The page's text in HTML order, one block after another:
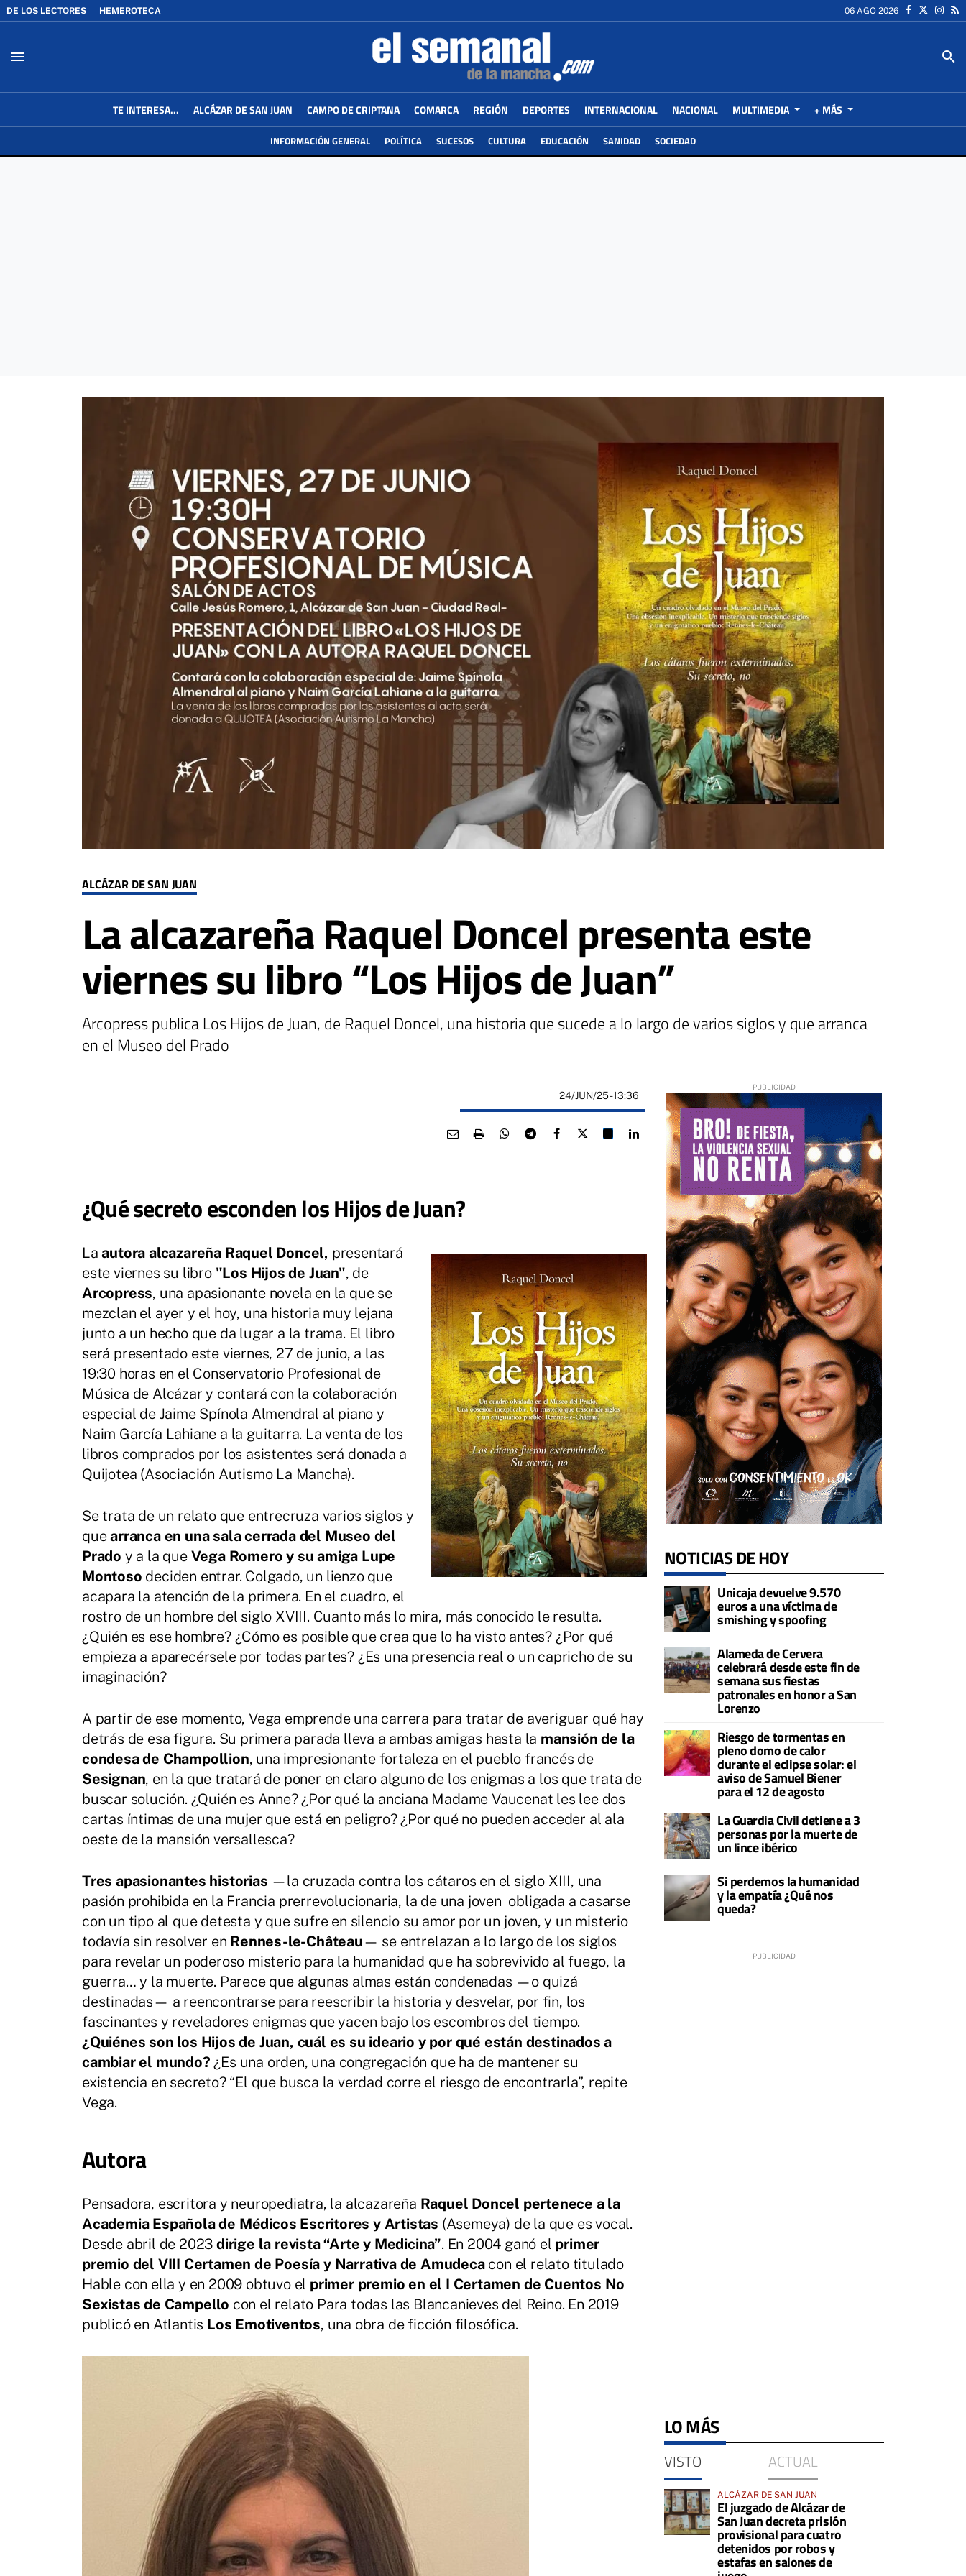
DE LOS LECTORES HEMEROTECA 06 AGO 2026
menu search
TE INTERESA... ALCÁZAR DE SAN JUAN CAMPO DE CRIPTANA COMARCA REGIÓN DEPORTES INTERNACIONAL NACIONAL MULTIMEDIA + MÁS
INFORMACIÓN GENERAL POLÍTICA SUCESOS CULTURA EDUCACIÓN SANIDAD SOCIEDAD
ALCÁZAR DE SAN JUAN
La alcazareña Raquel Doncel presenta este
viernes su libro “Los Hijos de Juan”
Arcopress publica Los Hijos de Juan, de Raquel Doncel, una historia que sucede a lo largo de varios siglos y que arranca
en el Museo del Prado
24/JUN/25- 13:36
¿Qué secreto esconden los Hijos de Juan?
Laautora alcazareña Raquel Doncel, presentará
este viernes su libro "Los Hijos de Juan", de
Arcopress, una apasionante novela en la que se
mezclan el ayer y el hoy, una historia muy lejana
junto a un hecho que da lugar a la trama. El libro
será presentado este viernes, 27 de junio, a las
19:30 horas en el Conservatorio Profesional de
Música de Alcázar y contará con la colaboración
especial de Jaime Spínola Almendral al piano y
Naim García Lahiane a la guitarra. La venta de los
libros comprados por los asistentes será donada a
Quijotea (Asociación Autismo La Mancha).
Se trata de un relato que entrecruza varios siglos y
quearranca en una sala cerrada del Museo del
Prado y a la que Vega Romero y su amiga Lupe
Montoso deciden entrar. Colgado, un lienzo que
acapara la atención de la primera. En el cuadro, el
rostro de un hombre del siglo XVIII. Cuanto más lo mira, más conocido le resulta.
¿Quién es ese hombre? ¿Cómo es posible que crea que lo ha visto antes? ¿Por qué
empieza a aparecérsele por todas partes? ¿Es una presencia real o un capricho de su
imaginación?
A partir de ese momento, Vega emprende una carrera para tratar de averiguar qué hay
detrás de esa figura. Su primera parada lleva a ambas amigas hasta la mansión de la
condesa de Champollion, una impresionante fortaleza en el pueblo francés de
Sesignan, en la que tratará de poner en claro alguno de los enigmas a los que trata de
buscar solución. ¿Quién es Anne? ¿Por qué la anciana Madame Vaucenat les lee dos
cartas íntimas de una mujer que está en peligro? ¿Por qué no pueden acceder al ala
oeste de la mansión versallesca?
Tres apasionantes historias —la cruzada contra los cátaros en el siglo XIII, una
pasión prohibida en la Francia prerrevolucionaria, la de una joven obligada a casarse
con un tipo al que detesta y que sufre en silencio su amor por un joven, y un misterio
todavía sin resolver en Rennes-le-Château— se entrelazan a lo largo de los siglos
para revelar un poderoso misterio para la humanidad que ha sobrevivido al fuego, la
guerra… y la muerte. Parece que algunas almas están condenadas —o quizá
destinadas— a reencontrarse para reescribir la historia y desvelar, por fin, los
fascinantes y reveladores enigmas que yacen bajo los escombros del tiempo.
¿Quiénes son los Hijos de Juan, cuál es su ideario y por qué están destinados a
cambiar el mundo? ¿Es una orden, una congregación que ha de mantener su
existencia en secreto? “El que busca la verdad corre el riesgo de encontrarla”, repite
Vega.
Autora
Pensadora, escritora y neuropediatra, la alcazareña Raquel Doncel pertenece a la
Academia Española de Médicos Escritores y Artistas (Asemeya) de la que es vocal.
Desde abril de 2023dirige la revista “Arte y Medicina”. En 2004 ganó el primer
premio del VIII Certamen de Poesía y Narrativa de Amudecacon el relato titulado
Hable con ella y en 2009 obtuvo el primer premio en el I Certamen de Cuentos No
Sexistas de Campello con el relato Para todas las Blancanieves del Reino. En 2019
publicó en Atlantis Los Emotiventos, una obra de ficción filosófica.
NOTICIAS DE HOY
Unicaja devuelve 9.570
euros a una víctima de
smishing y spoofing
Alameda de Cervera
celebrará desde este fin de
semana sus fiestas
patronales en honor a San
Lorenzo
Riesgo de tormentas en
pleno domo de calor
durante el eclipse solar: el
aviso de Samuel Biener
para el 12 de agosto
La Guardia Civil detiene a 3
personas por la muerte de
un lince ibérico
Si perdemos la humanidad
y la empatía ¿Qué nos
queda?
LO MÁS
VISTO ACTUAL
ALCÁZAR DE SAN JUAN
El juzgado de Alcázar de
San Juan decreta prisión
provisional para cuatro
detenidos por robos y
estafas en salones de